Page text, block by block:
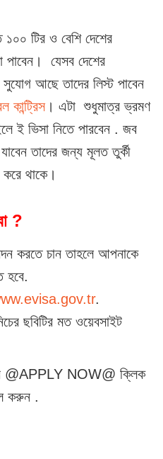
১০০ টির ও বেশি দেশের
পাবেন। যেসব দেশের
সুযোগ আছে তাদের লিস্ট পাবেন
কান্ট্রিস। এটা শুধুমাত্র ভ্রমণ
ই ভিসা নিতে পারবেন . জব
যাবেন তাদের জন্য মূলত তুর্কী
থাকে।
?
করতে চান তাহলে আপনাকে
হবে.
.
ছবিটির মত ওয়েবসাইট
@APPLY NOW@ ক্লিক
করুন .